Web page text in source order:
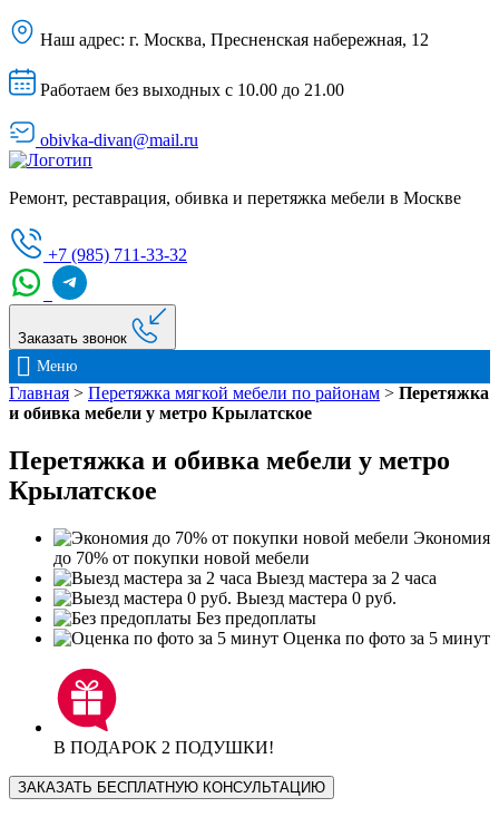
Наш адрес: г. Москва, Пресненская набережная, 12
Работаем без выходных с 10.00 до 21.00
obivka-divan@mail.ru
Ремонт, реставрация, обивка и перетяжка мебели в Москве
+7 (985) 711-33-32
Заказать звонок
Меню
Главная > Перетяжка мягкой мебели по районам > Перетяжка
и обивка мебели у метро Крылатское
Перетяжка и обивка мебели у метро
Крылатское
Экономия
до 70% от покупки новой мебели
Выезд мастера за 2 часа
Выезд мастера 0 руб.
Без предоплаты
Оценка по фото за 5 минут
В ПОДАРОК 2 ПОДУШКИ!
ЗАКАЗАТЬ БЕСПЛАТНУЮ КОНСУЛЬТАЦИЮ